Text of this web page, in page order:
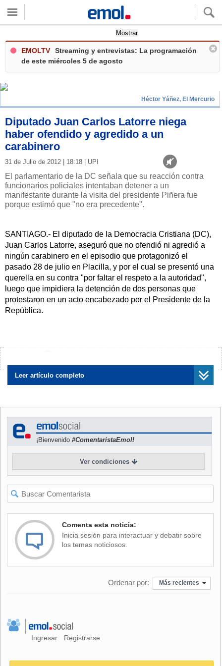
Mostrar
EMOLTV
Streaming y entrevistas: La programación
de este miércoles 5 de agosto
Héctor Yáñez, El Mercurio
Diputado Juan Carlos Latorre niega
haber ofendido y agredido a un
carabinero
31 de Julio de 2012 | 18:18 | UPI
El parlamentario de la DC señala que su reacción contra
funcionarios policiales intentaban detener a un
manifestante durante la visita del presidente Piñera fue
porque estimó que "no era precedente".
SANTIAGO.- El diputado de la Democracia Cristiana (DC),
Juan Carlos Latorre, aseguró que no ofendió ni agredió a
ningún carabinero en el episodio que protagonizó el
pasado 28 de julio en Placilla, y por el cual se presentó una
querella en su contra "por faltar el respeto a la autoridad",
luego que impidiera la detención de dos personas que
protestaron en un acto encabezado por el Presidente de la
República.
Latorre agregó que si bien no cuenta aún con los
antecedentes específicos de la querella presentada en su
está acusando de haber interferido en un procedimiento
policial, lo que constituiría una falta, "que se ajusta a algo
normal que puede ocurrir en momentos que se produce una
detención como la que yo observé y que estimé que no era
procedente".
El diputado DC añadió que por levantar un cartel "diciendo
señor Presidente, o sea, sin ninguna ofensa, educación
gratuita para los niños del mundo rural, a mi me parece que
procedido a detener a esa persona".
Comentó además que en la oportunidad, el coronel a cargo
del procedimiento policial habló de una "retención", palabra
capitán presente una querella sin que tenga el pleno
respaldo de la institución, pero me gustaría saber si esto fue
estaba presente en el acto y que podría ser testigo incluso
Leer artículo completo
¡Bienvenido #ComentaristaEmol!
Ver condiciones
Comenta esta noticia:
Inicia sesión para interactuar y debatir sobre
los temas noticiosos.
Ordenar por: Más recientes
Ingresar Registrarse